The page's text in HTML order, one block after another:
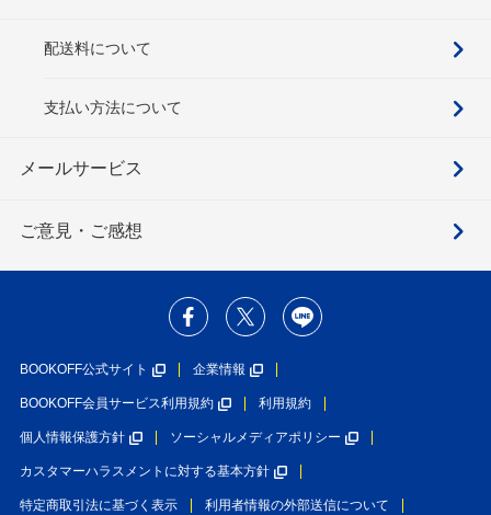
配送料について
支払い方法について
メールサービス
ご意見・ご感想
BOOKOFF公式サイト 企業情報
BOOKOFF会員サービス利用規約 利用規約
個人情報保護方針 ソーシャルメディアポリシー
カスタマーハラスメントに対する基本方針
特定商取引法に基づく表示 利用者情報の外部送信について